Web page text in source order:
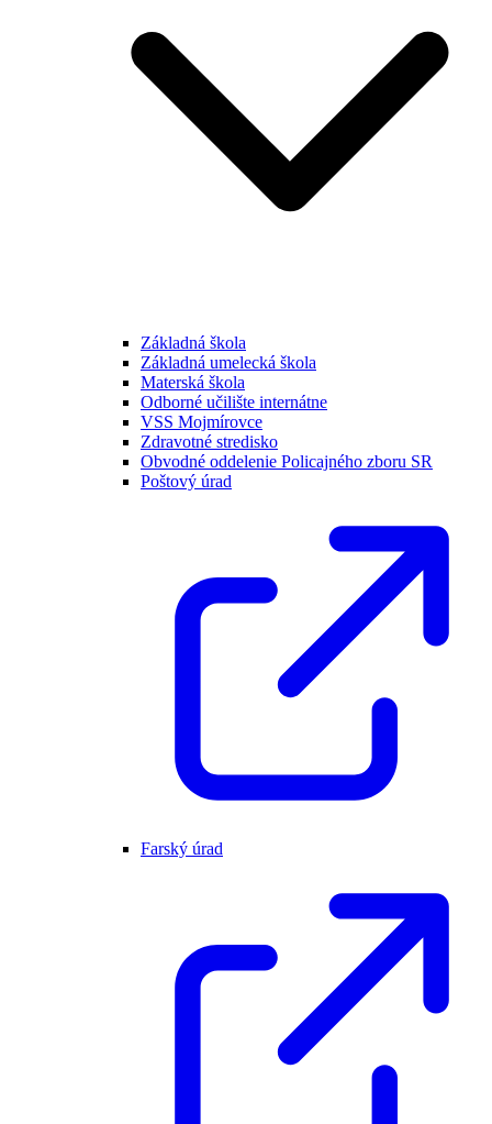
Základná škola
Základná umelecká škola
Materská škola
Odborné učilište internátne
VSS Mojmírovce
Zdravotné stredisko
Obvodné oddelenie Policajného zboru SR
Poštový úrad
Farský úrad